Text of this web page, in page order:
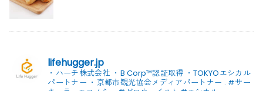
lifehugger.jp
・ハーチ株式会社 ・B Corp™認証取得 ・TOKYOエシカル
パートナー ・京都市観光協会メディアパートナー . #サー